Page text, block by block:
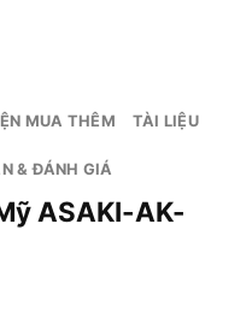
MUA THÊM TÀI LIỆU
& ĐÁNH GIÁ
ASAKI-AK-